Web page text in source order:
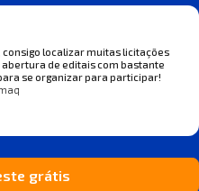
localizar muitas licitações
de editais com bastante
se organizar para participar!
grátis